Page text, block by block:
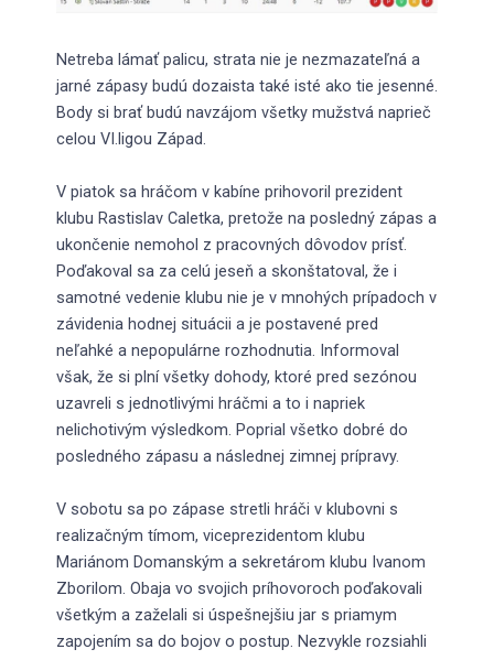
Netreba lámať palicu, strata nie je nezmazateľná a
jarné zápasy budú dozaista také isté ako tie jesenné.
Body si brať budú navzájom všetky mužstvá naprieč
celou VI.ligou Západ.
V piatok sa hráčom v kabíne prihovoril prezident
klubu Rastislav Caletka, pretože na posledný zápas a
ukončenie nemohol z pracovných dôvodov prísť.
Poďakoval sa za celú jeseň a skonštatoval, že i
samotné vedenie klubu nie je v mnohých prípadoch v
závidenia hodnej situácii a je postavené pred
neľahké a nepopulárne rozhodnutia. Informoval
však, že si plní všetky dohody, ktoré pred sezónou
uzavreli s jednotlivými hráčmi a to i napriek
nelichotivým výsledkom. Poprial všetko dobré do
posledného zápasu a následnej zimnej prípravy.
V sobotu sa po zápase stretli hráči v klubovni s
realizačným tímom, viceprezidentom klubu
Mariánom Domanským a sekretárom klubu Ivanom
Zborilom. Obaja vo svojich príhovoroch poďakovali
všetkým a zaželali si úspešnejšiu jar s priamym
zapojením sa do bojov o postup. Nezvykle rozsiahli